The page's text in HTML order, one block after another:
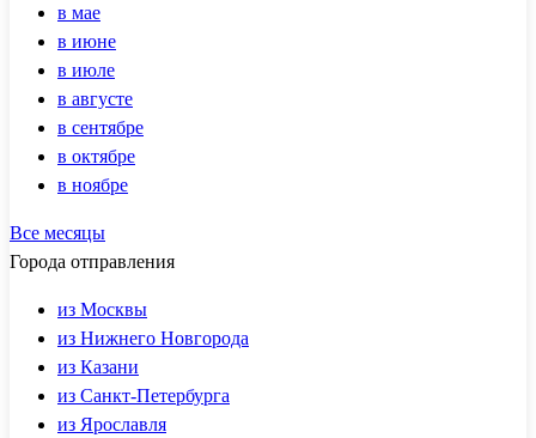
в мае
в июне
в июле
в августе
в сентябре
в октябре
в ноябре
Все месяцы
Города отправления
из Москвы
из Нижнего Новгорода
из Казани
из Санкт-Петербурга
из Ярославля